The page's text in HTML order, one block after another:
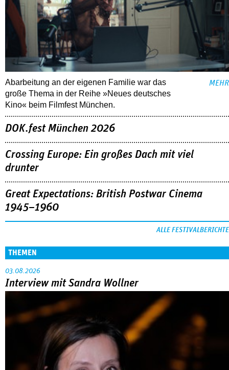
Abarbeitung an der eigenen Familie war das
große Thema in der Reihe »Neues deutsches
Kino« beim Filmfest München.
MEHR
DOK.fest München 2026
Crossing Europe: Ein großes Dach mit viel
drunter
Great Expectations: British Postwar Cinema
1945–1960
ALLE FESTIVALBERICHTE
THEMEN
03.08.2026
Interview mit Sandra Wollner